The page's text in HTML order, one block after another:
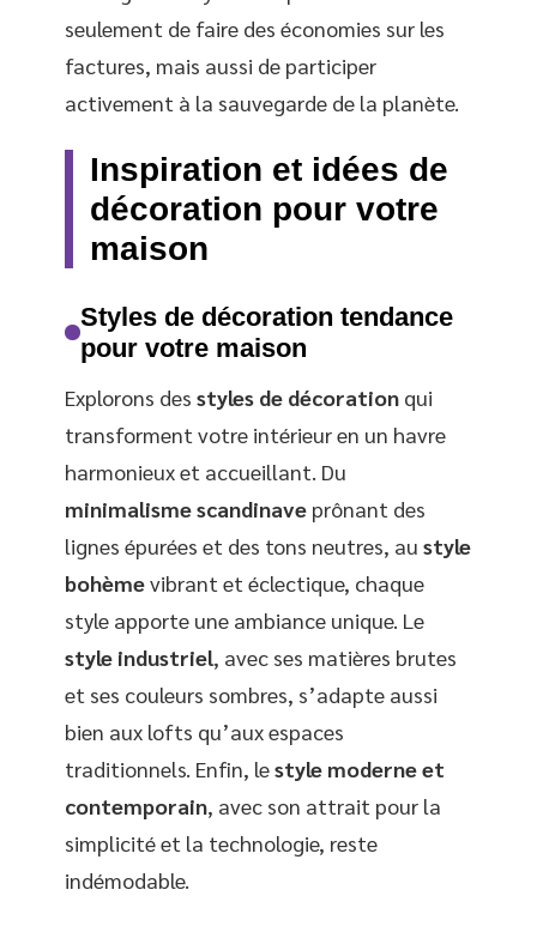
seulement de faire des économies sur les
factures, mais aussi de participer
activement à la sauvegarde de la planète.
Inspiration et idées de
décoration pour votre
maison
Styles de décoration tendance
pour votre maison
Explorons des styles de décoration qui
transforment votre intérieur en un havre
harmonieux et accueillant. Du
minimalisme scandinave prônant des
lignes épurées et des tons neutres, au style
bohèmevibrant et éclectique, chaque
style apporte une ambiance unique. Le
style industriel, avec ses matières brutes
et ses couleurs sombres, s’adapte aussi
bien aux lofts qu’aux espaces
traditionnels. Enfin, lestyle moderne et
contemporain, avec son attrait pour la
simplicité et la technologie, reste
indémodable.